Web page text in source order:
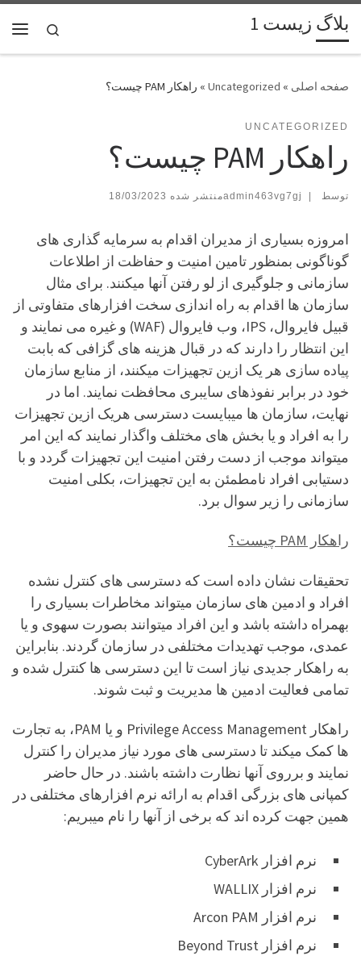
پرش به محتوا بلاگ زیست 1
Search
»
Uncategorized
» راهکار PAM چیست؟
UNCATEGORIZED
راهکار PAM چیست؟
توسط admin463vg7gj |
18/03/2023
امروزه بسیاری از مدیران اقدام به سرمایه گذاری های
گوناگونی بمنظور تامین امنیت و حفاظت از اطلاعات
سازمانی و جلوگیری از لو رفتن آنها میکنند. برای مثال
سازمان ها اقدام به راه اندازی سخت افزارهای متفاوتی از
قبیل فایروال، IPS، وب فایروال (WAF) و غیره می نمایند و
این انتظار را دارند که در قبال هزینه های گزافی که بابت
پیاده سازی هر یک ازین تجهیزات میکنند، از منابع سازمان
خود در برابر نفوذهای سایبری محافظت نمایند. اما در
نهایت، سازمان ها میبایست دسترسی هریک ازین تجهیزات
را به افراد و یا بخش های مختلف واگذار نمایند که این امر
میتواند موجب از دست رفتن امنیت این تجهیزات گردد و با
دستیابی افراد نامطمئن به این تجهیزات، بکلی امنیت
سازمانی را زیر سوال برد.
راهکار PAM چیست؟
تحقیقات نشان داده است که دسترسی های کنترل نشده
افراد و ادمین های سازمان میتواند مخاطرات بسیاری را
بهمراه داشته باشد و این افراد میتوانند بصورت سهوی و یا
عمدی، موجب تهدیدات مختلفی در سازمان گردند. بنابراین
به راهکار جدیدی نیاز است تا این دسترسی ها کنترل شده و
تمامی فعالیت ادمین ها مدیریت و ثبت شوند.
راهکار Privilege Access Management و یا PAM، به تجارت
ها کمک میکند تا دسترسی های مورد نیاز مدیران را کنترل
نمایند و برروی آنها نظارت داشته باشند. در حال حاضر
کمپانی های بزرگی اقدام به ارائه نرم افزارهای مختلفی در
همین جهت کرده اند که برخی از آنها را نام میبریم:
نرم افزار CyberArk
نرم افزار WALLIX
نرم افزار Arcon PAM
نرم افزار Beyond Trust